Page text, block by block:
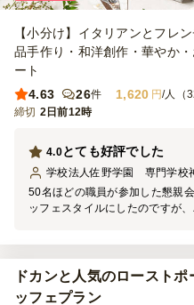
【小分け】イタリアンとフレ
品手作り・和洋創作・華やか
ート
4.63
26件 1,620 円/人（
締切 2日前12時
とても好評でした
4.0
学校法人佐野学園 専門学校
50名ほどの職員が参加した懇親
ッフェスタイルにしたのですが
ドカンと人気のロースト
ッフェプラン